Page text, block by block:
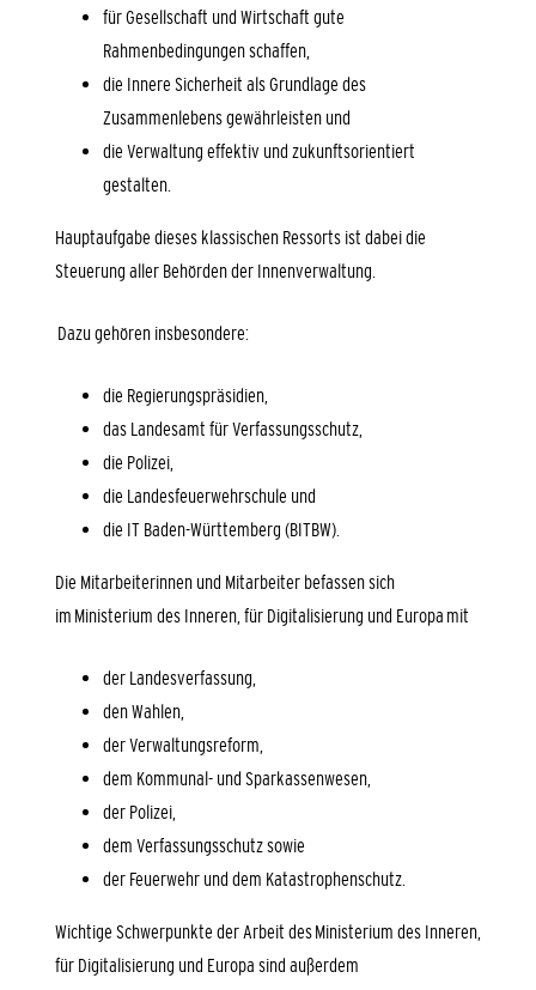
für Gesellschaft und Wirtschaft gute
Rahmenbedingungen schaffen,
die Innere Sicherheit als Grundlage des
Zusammenlebens gewährleisten und
die Verwaltung effektiv und zukunftsorientiert
gestalten.
Hauptaufgabe dieses klassischen Ressorts ist dabei die
Steuerung aller Behörden der Innenverwaltung.
Dazu gehören insbesondere:
die Regierungspräsidien,
das Landesamt für Verfassungsschutz,
die Polizei,
die Landesfeuerwehrschule und
die IT Baden-Württemberg (BITBW).
Die Mitarbeiterinnen und Mitarbeiter befassen sich
im Ministerium des Inneren, für Digitalisierung und Europa mit
der Landesverfassung,
den Wahlen,
der Verwaltungsreform,
dem Kommunal- und Sparkassenwesen,
der Polizei,
dem Verfassungsschutz sowie
der Feuerwehr und dem Katastrophenschutz.
Wichtige Schwerpunkte der Arbeit des Ministerium des Inneren,
für Digitalisierung und Europa sind außerdem